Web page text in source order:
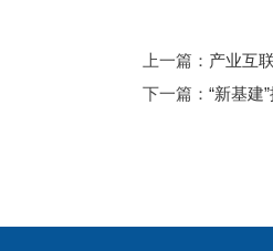
上一篇： 产业互
下一篇： “新基建